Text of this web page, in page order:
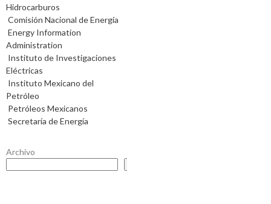
Hidrocarburos
Comisión Nacional de Energía
Energy Information
Administration
Instituto de Investigaciones
Eléctricas
Instituto Mexicano del
Petróleo
Petróleos Mexicanos
Secretaría de Energía
Archivo